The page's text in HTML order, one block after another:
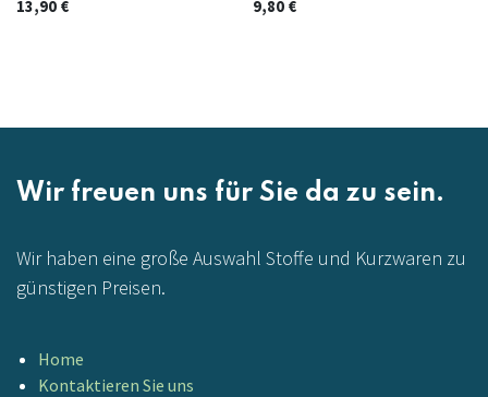
13,90 € 9,80€
Wir freuen uns für Sie da zu sein.
Wir haben eine große Auswahl Stoffe und Kurzwaren zu
günstigen Preisen.
Home
Kontaktieren Sie uns